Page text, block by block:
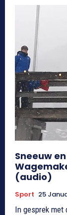
Sneeuw
(audio)
Sport 25
In gesprek met